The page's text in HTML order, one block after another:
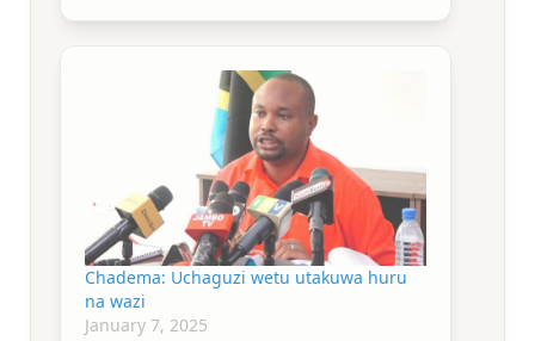
Chadema: Uchaguzi wetu utakuwa huru
na wazi
January 7, 2025